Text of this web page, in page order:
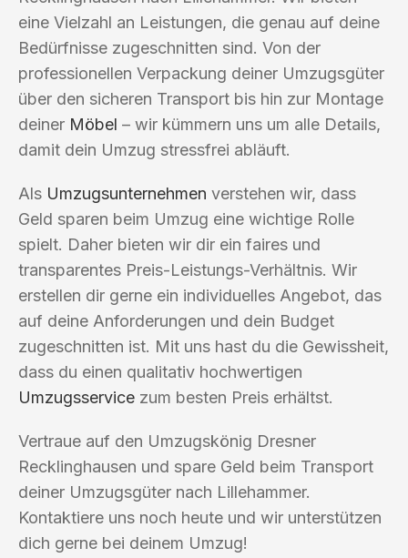
eine Vielzahl an Leistungen, die genau auf deine
Bedürfnisse zugeschnitten sind. Von der
professionellen Verpackung deiner Umzugsgüter
über den sicheren Transport bis hin zur Montage
deiner Möbel – wir kümmern uns um alle Details,
damit dein Umzug stressfrei abläuft.
Als Umzugsunternehmen verstehen wir, dass
Geld sparen beim Umzug eine wichtige Rolle
spielt. Daher bieten wir dir ein faires und
transparentes Preis-Leistungs-Verhältnis. Wir
erstellen dir gerne ein individuelles Angebot, das
auf deine Anforderungen und dein Budget
zugeschnitten ist. Mit uns hast du die Gewissheit,
dass du einen qualitativ hochwertigen
Umzugsservice zum besten Preis erhältst.
Vertraue auf den Umzugskönig Dresner
Recklinghausen und spare Geld beim Transport
deiner Umzugsgüter nach Lillehammer.
Kontaktiere uns noch heute und wir unterstützen
dich gerne bei deinem Umzug!